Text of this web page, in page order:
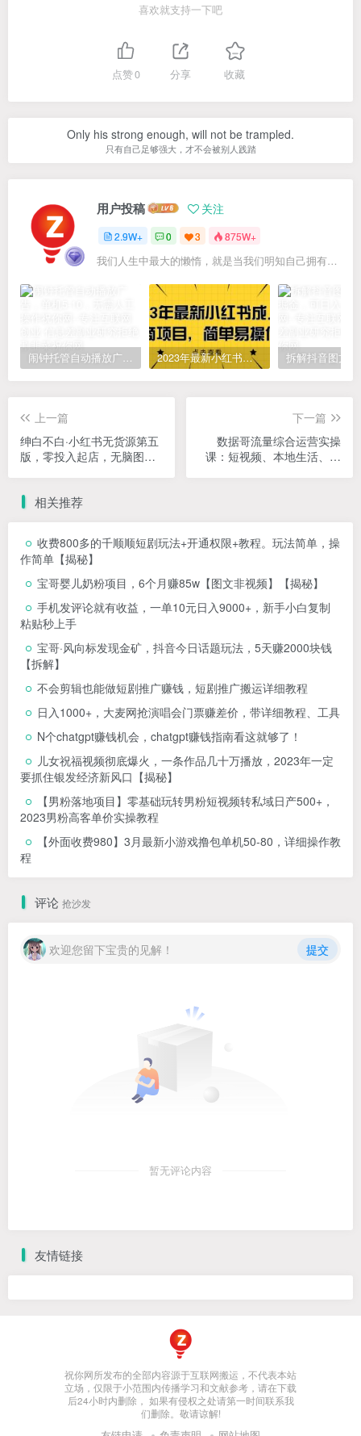
喜欢就支持一下吧
点赞0 分享 收藏
Only his strong enough, will not be trampled.
只有自己足够强大，才不会被别人践踏
用户投稿 关注
2.9W+ 0 3 875W+
我们人生中最大的懒惰，就是当我们明知自己拥有作出选择的能力，却不去主动改变而是放任它的生活态度
闹钟托管自动播放广告，单机5-10，无需人工操作 2023年最新小红书成人电商项目，简单易操作【详细教程】
上一篇
绅白不白·小红书无货源第五
版，零投入起店，无脑图文
下一篇
数据哥流量综合运营实操
课：短视频、本地生活、个
相关推荐
收费800多的千顺顺短剧玩法+开通权限+教程。玩法简单，操
作简单【揭秘】
宝哥婴儿奶粉项目，6个月赚85w【图文非视频】【揭秘】
手机发评论就有收益，一单10元日入9000+，新手小白复制
粘贴秒上手
宝哥·风向标发现金矿，抖音今日话题玩法，5天赚2000块钱
【拆解】
不会剪辑也能做短剧推广赚钱，短剧推广搬运详细教程
日入1000+，大麦网抢演唱会门票赚差价，带详细教程、工具
N个chatgpt赚钱机会，chatgpt赚钱指南看这就够了！
儿女祝福视频彻底爆火，一条作品几十万播放，2023年一定
要抓住银发经济新风口【揭秘】
【男粉落地项目】零基础玩转男粉短视频转私域日产500+，
2023男粉高客单价实操教程
【外面收费980】3月最新小游戏撸包单机50-80，详细操作教
程
评论 抢沙发
欢迎您留下宝贵的见解！ 提交
暂无评论内容
友情链接
祝你网所发布的全部内容源于互联网搬运，不代表本站
立场，仅限于小范围内传播学习和文献参考，请在下载
后24小时内删除， 如果有侵权之处请第一时间联系我
们删除。敬请谅解!